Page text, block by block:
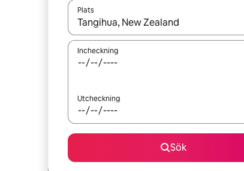
Plats
När resultaten är tillgängliga kan du
Incheckning
Utcheckning
Sök